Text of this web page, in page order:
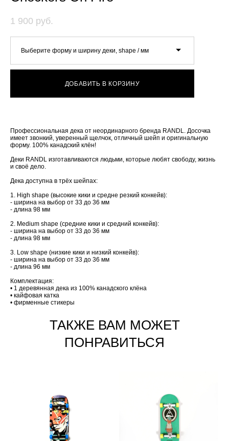
1 900 pуб.
Выберите форму и ширину деки, shape / мм
ДОБАВИТЬ В КОРЗИНУ
Профессиональная дека от неординарного бренда RANDL. Досочка
имеет звонкий, уверенный щелчок, отличный шейп и оригинальную
форму. 100% канадский клён!
Деки RANDL изготавливаются людьми, которые любят свободу, жизнь
и своё дело.
Дека доступна в трёх шейпах:
1. High shape (высокие кики и средне резкий конкейв):
- ширина на выбор от 33 до 36 мм
- длина 98 мм
2. Medium shape (средние кики и средний конкейв):
- ширина на выбор от 33 до 36 мм
- длина 98 мм
3. Low shape (низкие кики и низкий конкейв):
- ширина на выбор от 33 до 36 мм
- длина 96 мм
Комплектация:
• 1 деревянная дека из 100% канадского клёна
• кайфовая катка
• фирменные стикеры
ТАКЖЕ ВАМ МОЖЕТ
ПОНРАВИТЬСЯ